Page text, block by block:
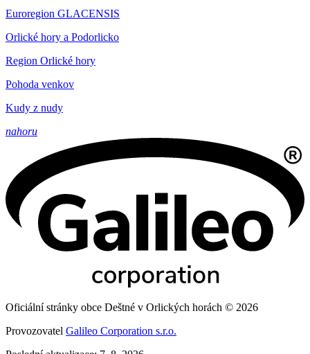
Euroregion GLACENSIS
Orlické hory a Podorlicko
Region Orlické hory
Pohoda venkov
Kudy z nudy
nahoru
Oficiální stránky obce Deštné v Orlických horách © 2026
Provozovatel Galileo Corporation s.r.o.